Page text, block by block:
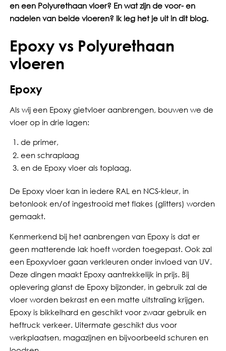
en een Polyurethaan vloer? En wat zijn de voor- en
nadelen van beide vloeren? Ik leg het je uit in dit blog.
Epoxy vs Polyurethaan
vloeren
Epoxy
Als wij een Epoxy gietvloer aanbrengen, bouwen we de
vloer op in drie lagen:
de primer,
een schraplaag
en de Epoxy vloer als toplaag.
De Epoxy vloer kan in iedere RAL en NCS-kleur, in
betonlook en/of ingestrooid met flakes (glitters) worden
gemaakt.
Kenmerkend bij het aanbrengen van Epoxy is dat er
geen matterende lak hoeft worden toegepast. Ook zal
een Epoxyvloer gaan verkleuren onder invloed van UV.
Deze dingen maakt Epoxy aantrekkelijk in prijs. Bij
oplevering glanst de Epoxy bijzonder, in gebruik zal de
vloer worden bekrast en een matte uitstraling krijgen.
Epoxy is bikkelhard en geschikt voor zwaar gebruik en
heftruck verkeer. Uitermate geschikt dus voor
werkplaatsen, magazijnen en bijvoorbeeld schuren en